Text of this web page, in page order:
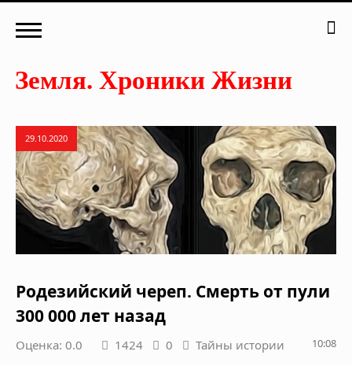
29.10.2020
Родезийский череп. Смерть от пули
300 000 лет назад
Оценка: 0.0 1424 0 Тайны истории 10:08